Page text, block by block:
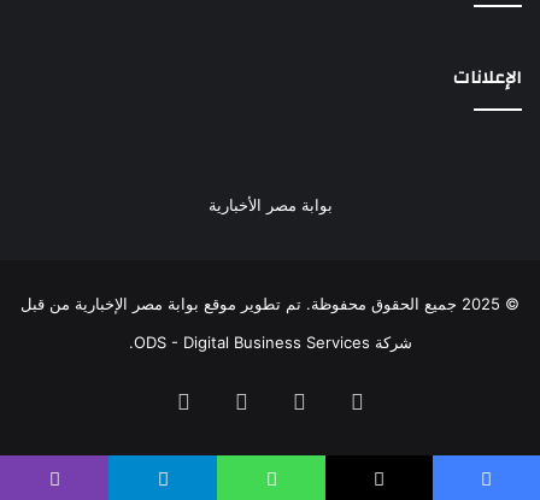
الإعلانات
بوابة مصر الأخبارية
© 2025 جميع الحقوق محفوظة. تم تطوير موقع بوابة مصر الإخبارية من قبل
شركة ODS - Digital Business Services
.
فيسبوك ‫YouTube